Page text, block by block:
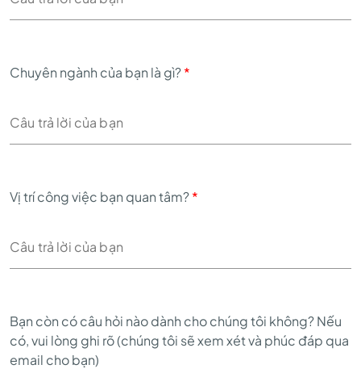
Chuyên ngành của bạn là gì?*
Vị trí công việc bạn quan tâm?*
Bạn còn có câu hỏi nào dành cho chúng tôi không? Nếu
có, vui lòng ghi rõ (chúng tôi sẽ xem xét và phúc đáp qua
email cho bạn)